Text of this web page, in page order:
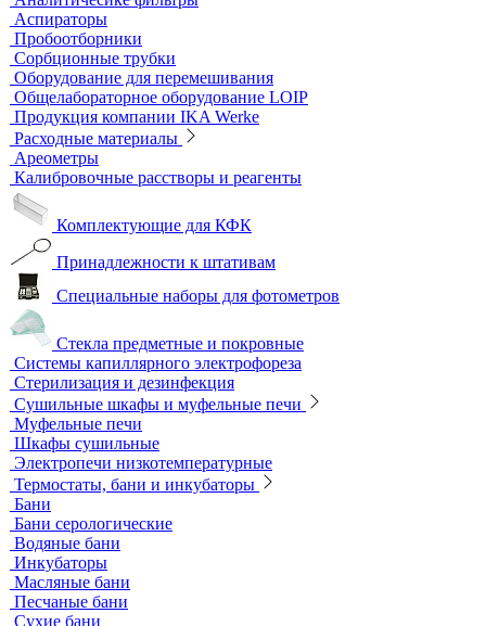
Оборудование для лабораторий пищевой
промышленности и ветеринарии
Оборудование для отбора проб воздуха
Аналитичесике фильтры
Аспираторы
Пробоотборники
Сорбционные трубки
Оборудование для перемешивания
Общелабораторное оборудование LOIP
Продукция компании IKA Werke
Расходные материалы
Ареометры
Калибровочные расстворы и реагенты
Комплектующие для КФК
Принадлежности к штативам
Специальные наборы для фотометров
Стекла предметные и покровные
Системы капиллярного электрофореза
Стерилизация и дезинфекция
Сушильные шкафы и муфельные печи
Муфельные печи
Шкафы сушильные
Электропечи низкотемпературные